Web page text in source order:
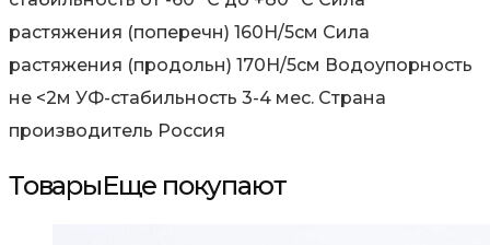
растяжения (поперечн) 160H/5см Сила
растяжения (продольн) 170H/5см Водоупорность
не <2м УФ-стабильность 3-4 мес. Страна
производитель Россия
ТоварыЕще покупают